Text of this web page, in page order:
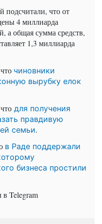
подсчитали, что от
4 миллиарда
а общая сумма средств,
1,3 миллиарда
чиновники
вырубку елок
для получения
правдивую
семьи.
в Раде поддержали
бизнеса простили
Telegram